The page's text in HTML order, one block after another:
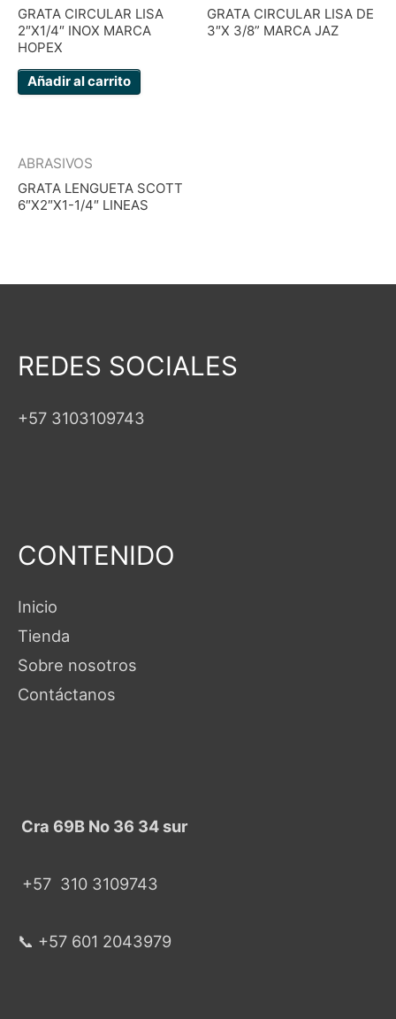
GRATA CIRCULAR LISA
2″X1/4″ INOX MARCA
HOPEX
Añadir al carrito
GRATA CIRCULAR LISA DE
3″X 3/8” MARCA JAZ
ABRASIVOS
GRATA LENGUETA SCOTT
6″X2″X1-1/4″ LINEAS
REDES SOCIALES
+57 3103109743
CONTENIDO
Inicio
Tienda
Sobre nosotros
Contáctanos
Cra 69B No 36 34 sur
+57 310 3109743
📞 +57 601 2043979